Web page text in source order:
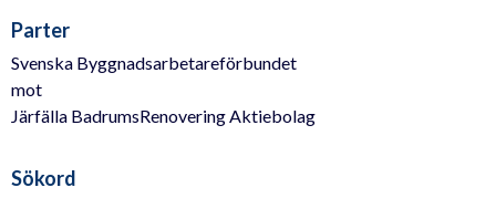
Parter
Svenska Byggnadsarbetareförbundet
mot
Järfälla BadrumsRenovering Aktiebolag
Sökord